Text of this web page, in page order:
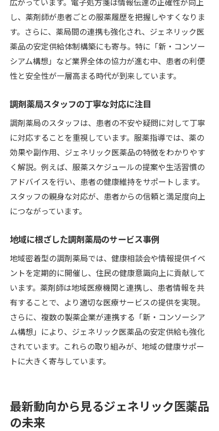
し、薬剤師が患者ごとの服薬履歴を把握しやすくなりま
す。さらに、薬局間の連携も強化され、ジェネリック医
薬品の安定供給体制構築にも寄与。特に「新・コンソー
シアム構想」など業界全体の協力が進む中、患者の利便
性と安全性が一層高まる時代が到来しています。
調剤薬局スタッフの丁寧な対応に注目
調剤薬局のスタッフは、患者の不安や疑問に対して丁寧
に対応することを重視しています。服薬指導では、薬の
効果や副作用、ジェネリック医薬品の特徴をわかりやす
く解説。例えば、服薬スケジュールの提案や生活習慣の
アドバイスを行い、患者の健康維持をサポートします。
スタッフの親身な対応が、患者からの信頼と満足度向上
につながっています。
地域に根ざした調剤薬局のサービス事例
地域密着型の調剤薬局では、健康相談会や情報提供イベ
ントを定期的に開催し、住民の健康意識向上に貢献して
います。薬剤師は地域医療機関と連携し、患者情報を共
有することで、より適切な医療サービスの提供を実現。
さらに、複数の製薬企業が連携する「新・コンソーシア
ム構想」により、ジェネリック医薬品の安定供給も強化
されています。これらの取り組みが、地域の健康サポー
トに大きく寄与しています。
最新動向から見るジェネリック医薬品
の未来